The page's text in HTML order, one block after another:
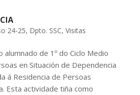
24-25, Dpto. SSC, Visitas
alumnado de 1º do Ciclo Medio
en Situación de Dependencia
á Residencia de Persoas
Esta actividade tiña como